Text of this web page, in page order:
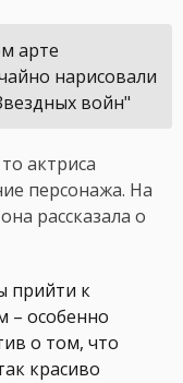
арте
нарисовали
войн"
актриса
персонажа. На
рассказала о
прийти к
– особенно
о том, что
красиво